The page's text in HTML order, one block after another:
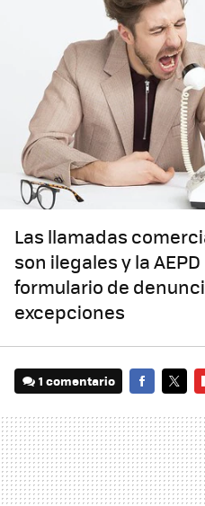
Las llamadas
son ilegales y la
formulario de
excepciones
1 comentario